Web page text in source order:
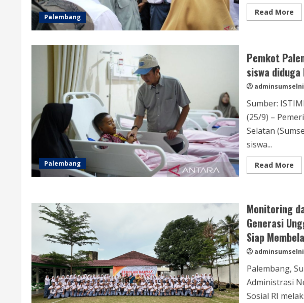
Palembang
Read More
Palembang
Pemkot
siswa diduga
Sumber:
(25/9) –
Selatan
siswa...
Read More
Monitoring
Generasi
Siap
Palembang,
Administrasi
Sosial RI